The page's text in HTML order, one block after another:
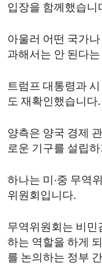
입장을 함께했습니
아울러 어떤 국가
과해서는 안 된다
트럼프 대통령과
도 재확인했습니다.
양측은 양국 경제
로운 기구를 설립
하나는 미·중 무역
위원회입니다.
무역위원회는 비민
하는 역할을 하게
를 논의하는 정부